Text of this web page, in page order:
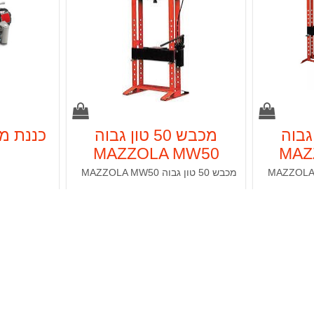
גבוה
מכבש 50 טון גבוה
MAZZOLA MW50
מכבש 50 טון גבוה MAZZOLA MW50